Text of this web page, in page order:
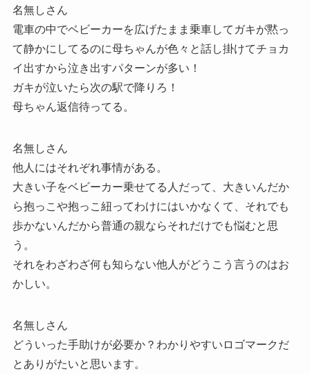
名無しさん
電車の中でベビーカーを広げたまま乗車してガキが黙っ
て静かにしてるのに母ちゃんが色々と話し掛けてチョカ
イ出すから泣き出すパターンが多い！
ガキが泣いたら次の駅で降りろ！
母ちゃん返信待ってる。
名無しさん
他人にはそれぞれ事情がある。
大きい子をベビーカー乗せてる人だって、大きいんだか
ら抱っこや抱っこ紐ってわけにはいかなくて、それでも
歩かないんだから普通の親ならそれだけでも悩むと思
う。
それをわざわざ何も知らない他人がどうこう言うのはお
かしい。
名無しさん
どういった手助けが必要か？わかりやすいロゴマークだ
とありがたいと思います。